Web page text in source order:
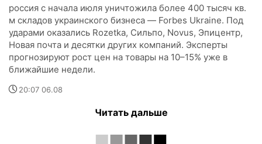
россия с начала июля уничтожила более 400 тысяч кв.
м складов украинского бизнеса — Forbes Ukraine. Под
ударами оказались Rozetka, Сильпо, Novus, Эпицентр,
Новая почта и десятки других компаний. Эксперты
прогнозируют рост цен на товары на 10–15% уже в
ближайшие недели.
20:07 06.08
Читать дальше